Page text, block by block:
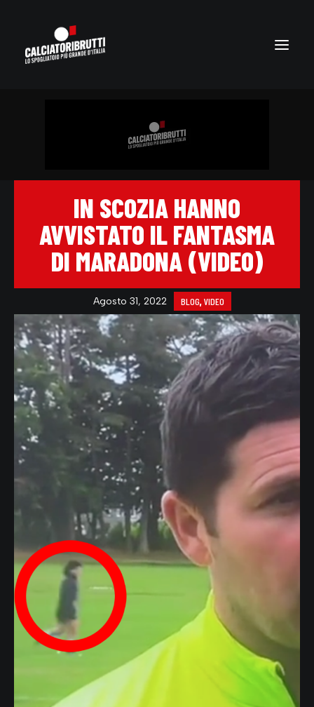
IN SCOZIA HANNO
AVVISTATO IL FANTASMA
DI MARADONA (VIDEO)
Agosto 31, 2022 BLOG,VIDEO